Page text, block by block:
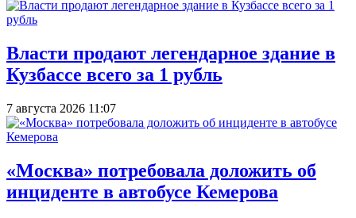
Власти продают легендарное здание в
Кузбассе всего за 1 рубль
7 августа 2026 11:07
«Москва» потребовала доложить об
инциденте в автобусе Кемерова